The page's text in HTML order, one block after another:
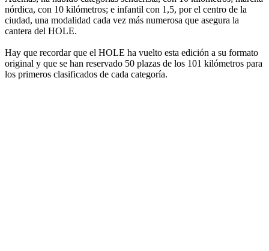
nórdica, con 10 kilómetros; e infantil con 1,5, por el centro de la
ciudad, una modalidad cada vez más numerosa que asegura la
cantera del HOLE.
Hay que recordar que el HOLE ha vuelto esta edición a su formato
original y que se han reservado 50 plazas de los 101 kilómetros para
los primeros clasificados de cada categoría.